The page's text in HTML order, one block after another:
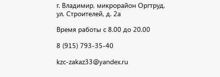
г. Владимир, микрорайон Оргтруд,
ул. Строителей, д. 2а
Время работы с 8.00 до 20.00
8 (915) 793-35-40
kzc-zakaz33@yandex.ru